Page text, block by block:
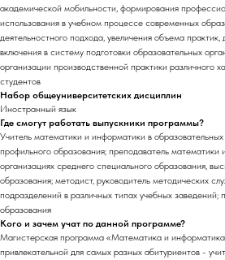
академической мобильности, формирования
использования в учебном процессе современных
деятельностного подхода, увеличения объема
включения в систему подготовки образовательных
организации производственной практики различного
студентов
Набор общеуниверситетских дисциплин
Иностранный язык
Где смогут работать выпускники программы?
Учитель математики и информатики в
профильного образования; преподаватель
организациях среднего специального образования,
образования; методист, руководитель методических
подразделений в различных типах учебных заведений;
образования
Кого и зачем учат по данной программе?
Магистерская программа «Математика и
привлекательной для самых разных абитуриентов -